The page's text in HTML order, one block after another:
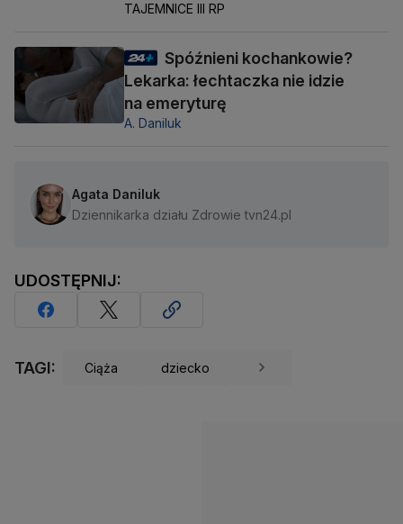
TAJEMNICE III RP
Spóźnieni kochankowie?
Lekarka: łechtaczka nie idzie
na emeryturę
A. Daniluk
Agata Daniluk
Dziennikarka działu Zdrowie tvn24.pl
UDOSTĘPNIJ:
TAGI: Ciąża dziecko